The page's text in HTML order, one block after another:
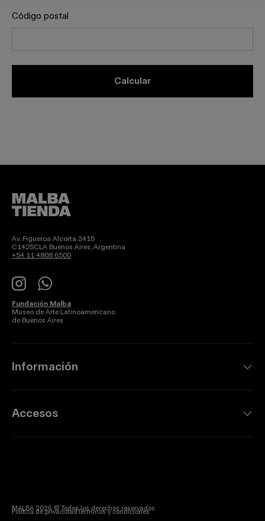
Código postal
calcular
Av. Figueroa Alcorta 3415
C1425CLA Buenos Aires, Argentina
+54 11 4808 6500
InstagramWhatsApp
Fundación Malba
Museo de Arte Latinoamericano
de Buenos Aires
Información
Accesos
MALBA 2026 © Todos los derechos reservados
Política de privacidadTérminos y condiciones